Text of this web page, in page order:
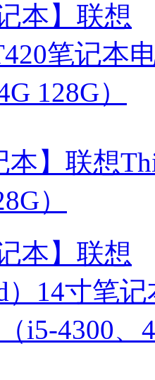
本】联想
）